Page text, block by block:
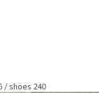
/ shoes 240